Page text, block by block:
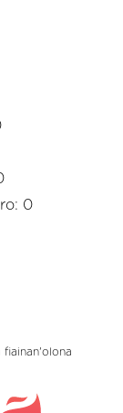
0
fiainan'olona